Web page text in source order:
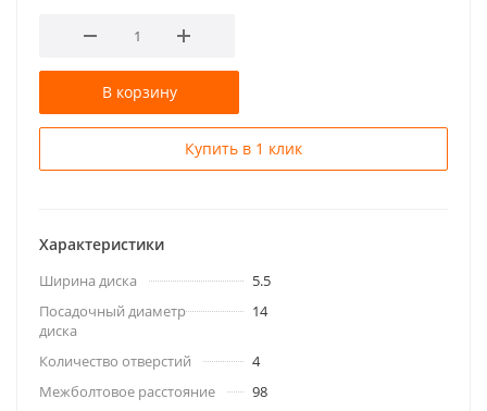
В корзину
Купить в 1 клик
Характеристики
Ширина диска
5.5
Посадочный диаметр
диска
14
Количество отверстий
4
Межболтовое расстояние
98